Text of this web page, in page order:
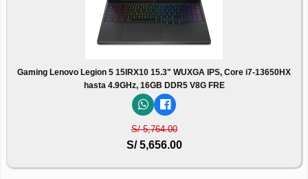
Gaming Lenovo Legion 5 15IRX10 15.3" WUXGA IPS, Core i7-13650HX
hasta 4.9GHz, 16GB DDR5 V8G FRE
S/ 5,764.00
S/ 5,656.00